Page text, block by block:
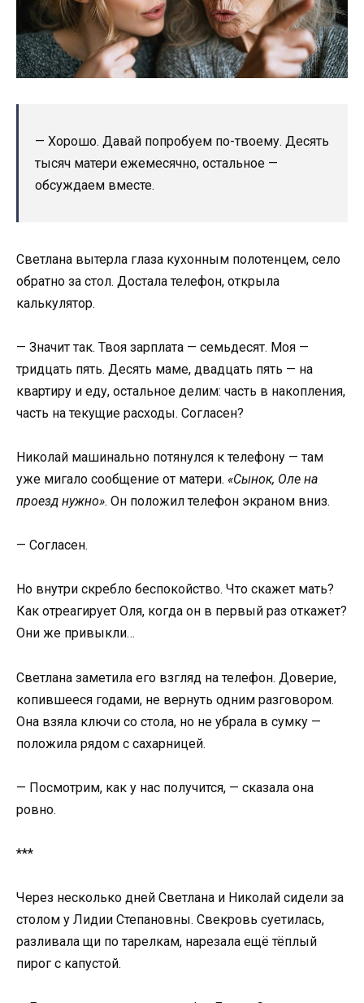
— Хорошо. Давай попробуем по-твоему. Десять
тысяч матери ежемесячно, остальное —
обсуждаем вместе.
Светлана вытерла глаза кухонным полотенцем, село
обратно за стол. Достала телефон, открыла
калькулятор.
— Значит так. Твоя зарплата — семьдесят. Моя —
тридцать пять. Десять маме, двадцать пять — на
квартиру и еду, остальное делим: часть в накопления,
часть на текущие расходы. Согласен?
Николай машинально потянулся к телефону — там
уже мигало сообщение от матери. «Сынок, Оле на
проезд нужно». Он положил телефон экраном вниз.
— Согласен.
Но внутри скребло беспокойство. Что скажет мать?
Как отреагирует Оля, когда он в первый раз откажет?
Они же привыкли…
Светлана заметила его взгляд на телефон. Доверие,
копившееся годами, не вернуть одним разговором.
Она взяла ключи со стола, но не убрала в сумку —
положила рядом с сахарницей.
— Посмотрим, как у нас получится, — сказала она
ровно.
***
Через несколько дней Светлана и Николай сидели за
столом у Лидии Степановны. Свекровь суетилась,
разливала щи по тарелкам, нарезала ещё тёплый
пирог с капустой.